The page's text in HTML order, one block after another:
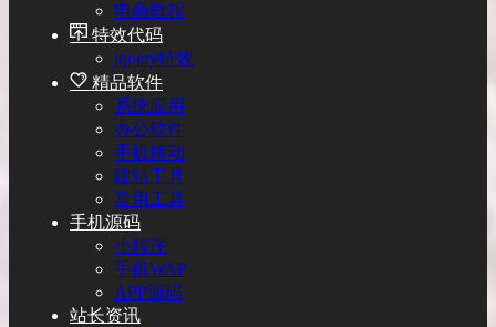
电商教程
特效代码
jquery特效
精品软件
系统应用
办公软件
手机移动
建站工具
常用工具
手机源码
小程序
手机WAP
APP源码
站长资讯